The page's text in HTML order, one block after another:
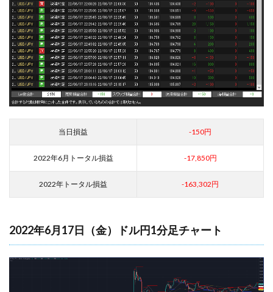
当日損益 -150円
2022年6月トータル損益 -17,850円
2022年トータル損益 -163,302円
2022年6月17日（金）ドル円1分足チャート